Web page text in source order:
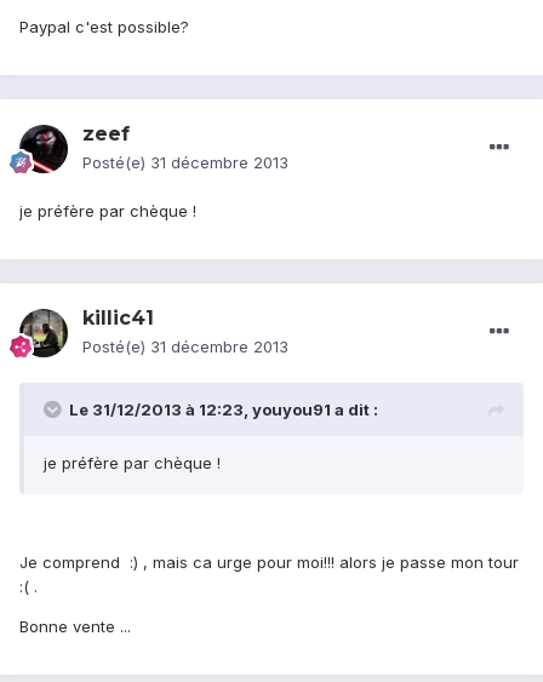
Paypal c'est possible?
zeef
Posté(e) 31 décembre 2013
je préfère par chèque !
killic41
Posté(e) 31 décembre 2013
Le 31/12/2013 à 12:23, youyou91 a dit :
je préfère par chèque !
Je comprend :) , mais ca urge pour moi!!! alors je passe mon tour
:( .
Bonne vente ...